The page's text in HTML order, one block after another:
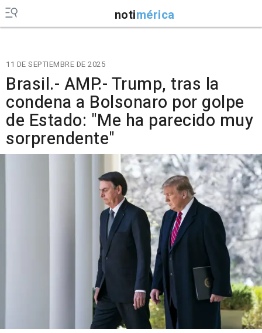
notimérica
11 DE SEPTIEMBRE DE 2025
Brasil.- AMP.- Trump, tras la
condena a Bolsonaro por golpe
de Estado: "Me ha parecido muy
sorprendente"